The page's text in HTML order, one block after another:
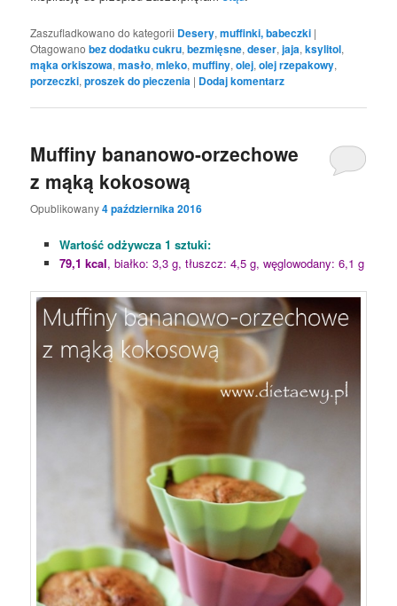
Zaszufladkowano do kategorii Desery,muffinki, babeczki |
Otagowano bez dodatku cukru,bezmięsne,deser,jaja,ksylitol,
mąka orkiszowa,masło,mleko,muffiny,olej,olej rzepakowy,
porzeczki,proszek do pieczenia | Dodaj komentarz
Muffiny bananowo-orzechowe
z mąką kokosową
Opublikowany4 października 2016
Wartość odżywcza 1 sztuki:
79,1 kcal, białko: 3,3 g, tłuszcz: 4,5 g, węglowodany: 6,1 g